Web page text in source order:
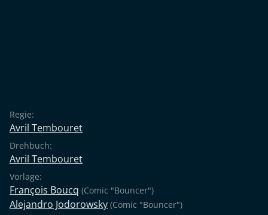
Regie:
Avril Tembouret
Drehbuch:
Avril Tembouret
Vorlage:
François Boucq (Comic "Bouncer")
Alejandro Jodorowsky (Comic "Bouncer")